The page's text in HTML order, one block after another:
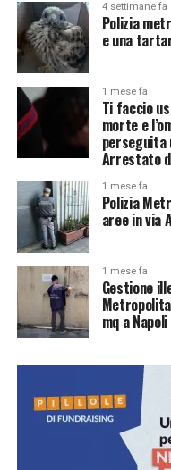
4 settimane fa
Polizia
e una
1 mese fa
Ti faccio
morte e
perseguita
Arrestato
1 mese fa
Polizia
aree in via
1 mese fa
Gestione
mq a Napoli